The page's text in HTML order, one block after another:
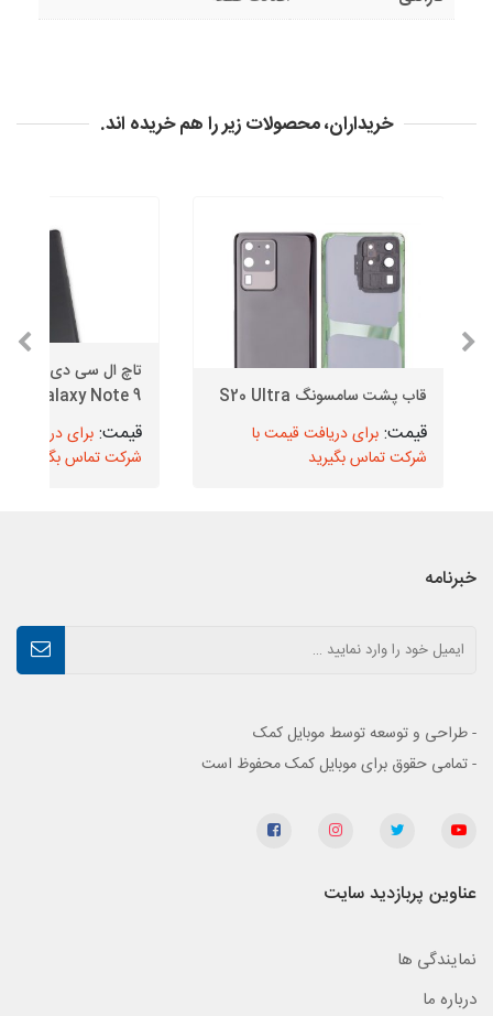
خریداران، محصولات زیر را هم خریده اند.
قاب پشت سامسونگ S20 Ultra
برای دریافت قیمت با
شرکت تماس بگیرید
Galaxy Note 9 مدل N960
برای دریافت
شرکت تماس بگیرید
خبرنامه
- طراحی و توسعه توسط موبایل کمک
- تمامی حقوق برای موبایل کمک محفوظ است
عناوین پربازدید سایت
نمایندگی ها
درباره ما